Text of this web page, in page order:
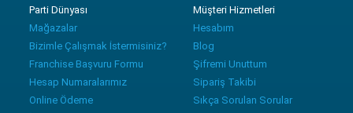
Parti Dünyası
Mağazalar
Bizimle Çalışmak İstermisiniz?
Franchise Başvuru Formu
Hesap Numaralarımız
Online Ödeme
Müşteri Hizmetleri
Hesabım
Blog
Şifremi Unuttum
Sipariş Takibi
Sıkça Sorulan Sorular